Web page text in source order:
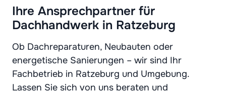
Ihre Ansprechpartner für
Dachhandwerk in Ratzeburg
Ob Dachreparaturen, Neubauten oder
energetische Sanierungen – wir sind Ihr
Fachbetrieb in Ratzeburg und Umgebung.
Lassen Sie sich von uns beraten und